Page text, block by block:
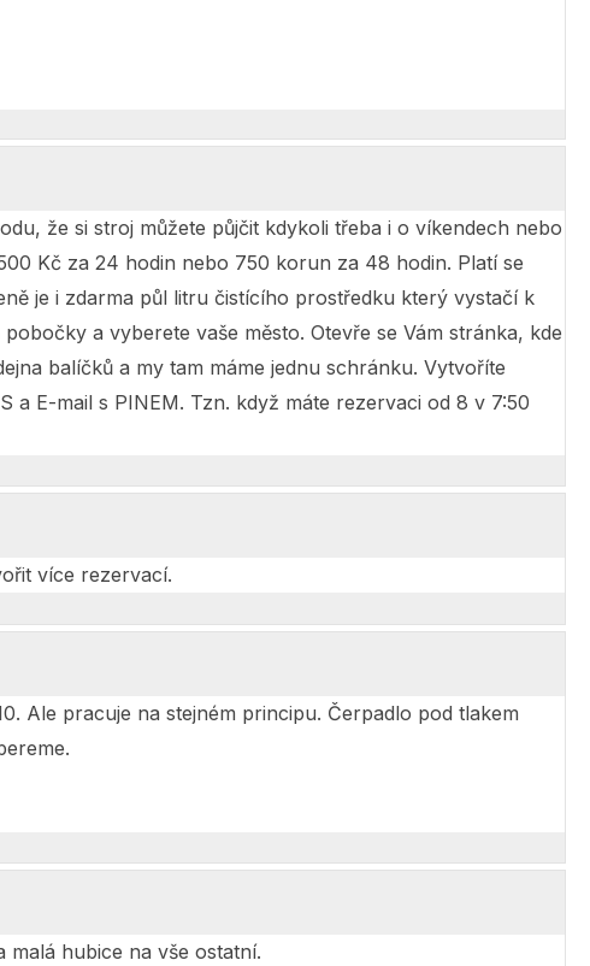
že si stroj můžete půjčit kdykoli třeba i o víkendech nebo
Kč za 24 hodin nebo 750 korun za 48 hodin. Platí se
je i zdarma půl litru čistícího prostředku který vystačí k
a vyberete vaše město. Otevře se Vám stránka, kde
balíčků a my tam máme jednu schránku. Vytvoříte
a E-mail s PINEM. Tzn. když máte rezervaci od 8 v 7:50
více rezervací.
Ale pracuje na stejném principu. Čerpadlo pod tlakem
hubice na vše ostatní.